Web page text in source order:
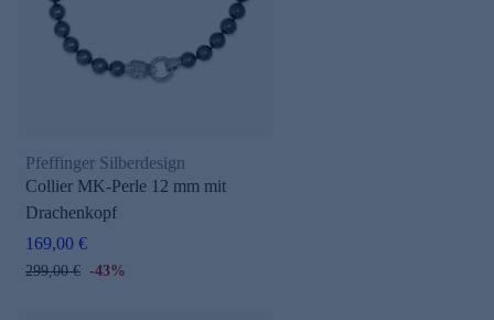
Pfeffinger Silberdesign
Collier MK-Perle 12 mm mit
Drachenkopf
169,00 €
299,00 € -43%